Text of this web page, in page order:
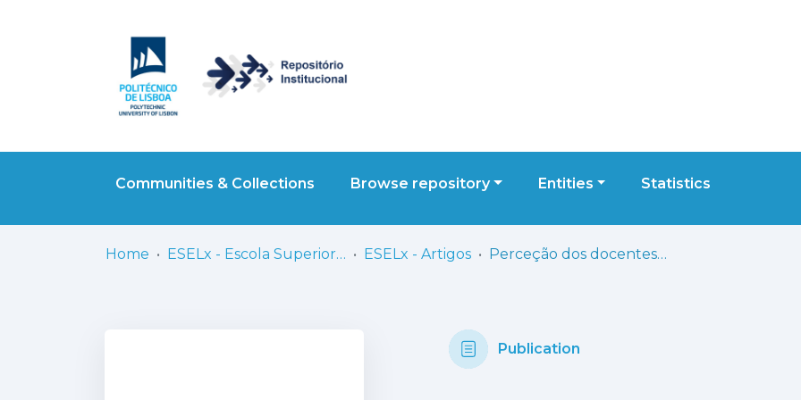
Communities & Collections Browse repository Entities Statistics
Home ESELx - Escola Superior de Educação de Lisboa ESELx - Artigos Perceção dos docentes sobre o processo de recolha de dados nas plataformas digitais online em educação
Publication